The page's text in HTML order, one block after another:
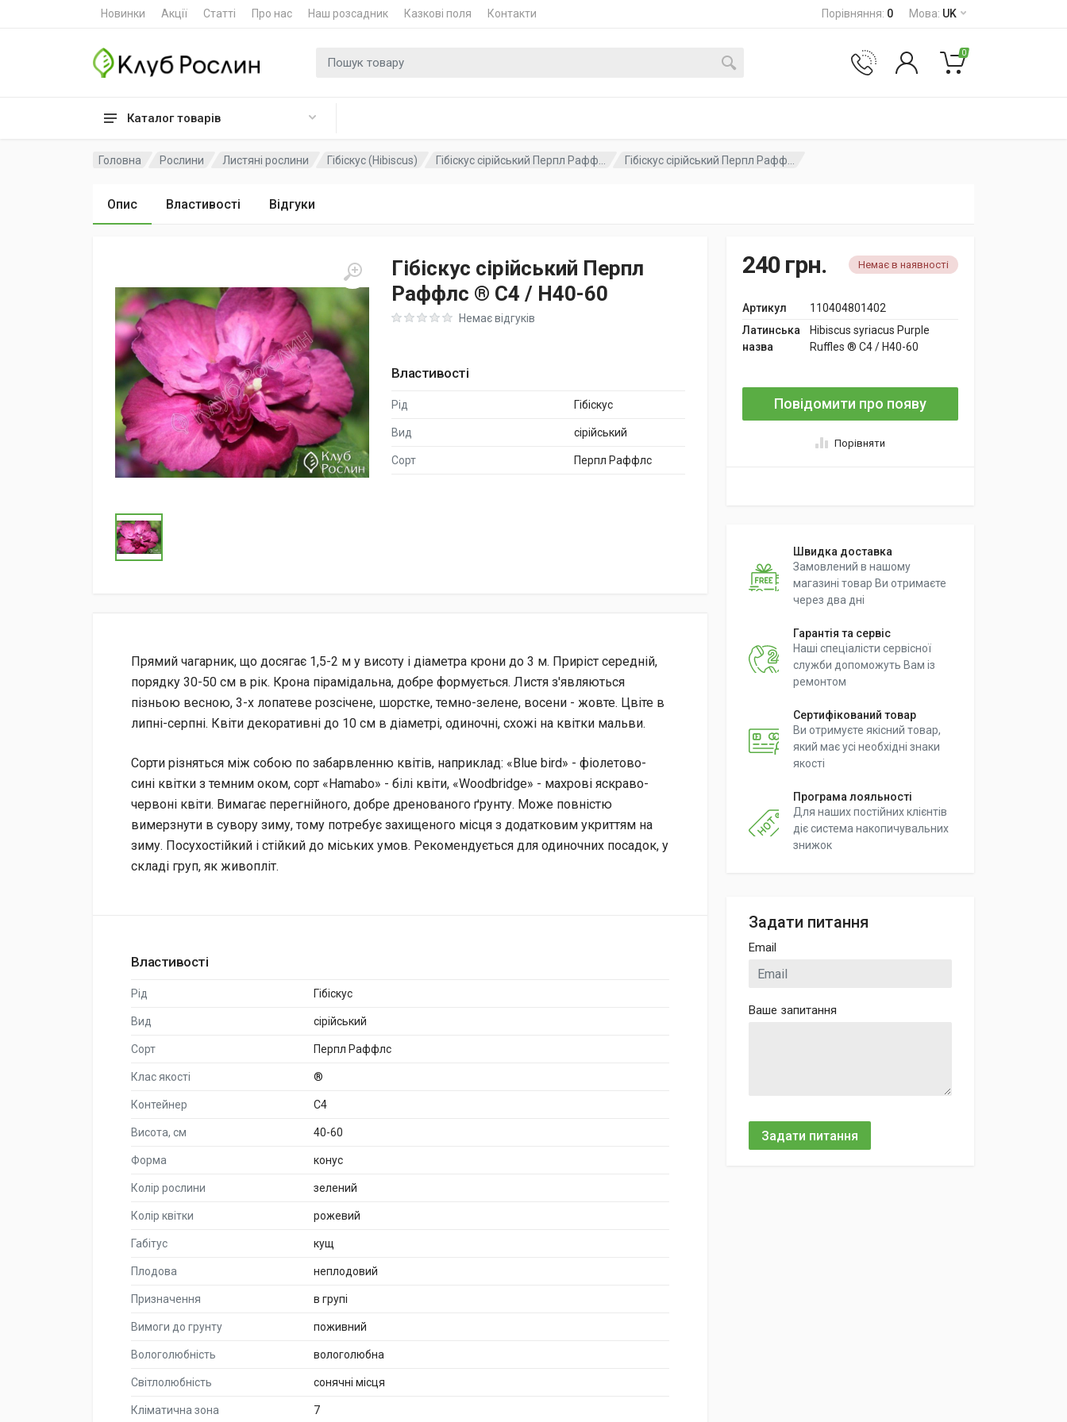
Новинки Акції Статті Про нас Наш розсадник Казкові поля Контакти Порівняння: 0 Мова: UK
Каталог товарів
Пошук для 0
Головна Рослини Листяні рослини Гібіскус (Hibiscus) Гібіскус сірійський Перпл Рафф... Гібіскус сірійський Перпл Рафф...
Опис Властивості Відгуки
Гібіскус сірійський Перпл
Раффлс ® C4 / H40-60
Rating: 0 out of 5Немає відгуків
Властивості
Рід Гібіскус
Вид сірійський
Сорт Перпл Раффлс
240 грн. Немає в наявності
Артикул
110404801402
Латинська
назва
Hibiscus syriacus Purple
Ruffles ® C4 / H40-60
Повідомити про появу
Порівняти
Швидка доставка
Замовлений в нашому
магазині товар Ви отримаєте
через два дні
Гарантія та сервіс
Наші спеціалісти сервісної
служби допоможуть Вам із
ремонтом
Сертифікований товар
Ви отримуєте якісний товар,
який має усі необхідні знаки
якості
Програма лояльності
Для наших постійних клієнтів
діє система накопичувальних
знижок
Задати питання
Email
Ваше запитання
Задати питання
Прямий чагарник, що досягає 1,5-2 м у висоту і діаметра крони до 3 м. Приріст середній,
порядку 30-50 см в рік. Крона пірамідальна, добре формується. Листя з'являються
пізньою весною, 3-х лопатеве розсічене, шорстке, темно-зелене, восени - жовте. Цвіте в
липні-серпні. Квіти декоративні до 10 см в діаметрі, одиночні, схожі на квітки мальви.
Сорти різняться між собою по забарвленню квітів, наприклад: «Blue bird» - фіолетово-
сині квітки з темним оком, сорт «Hamabo» - білі квіти, «Woodbridge» - махрові яскраво-
червоні квіти. Вимагає перегнійного, добре дренованого ґрунту. Може повністю
вимерзнути в сувору зиму, тому потребує захищеного місця з додатковим укриттям на
зиму. Посухостійкий і стійкий до міських умов. Рекомендується для одиночних посадок, у
складі груп, як живопліт.
Властивості
Рід Гібіскус
Вид сірійський
Сорт Перпл Раффлс
Клас якості ®
Контейнер C4
Висота, см 40-60
Форма конус
Колір рослини зелений
Колір квітки рожевий
Габітус кущ
Плодова неплодовий
Призначення в групі
Вимоги до грунту поживний
Вологолюбність вологолюбна
Світлолюбність сонячні місця
Кліматична зона 7